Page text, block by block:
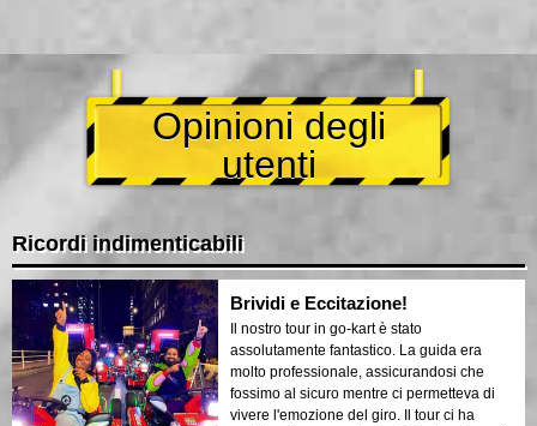
Opinioni degli
utenti
Ricordi indimenticabili
Brividi e Eccitazione!
Il nostro tour in go-kart è stato
assolutamente fantastico. La guida era
molto professionale, assicurandosi che
fossimo al sicuro mentre ci permetteva di
vivere l'emozione del giro. Il tour ci ha